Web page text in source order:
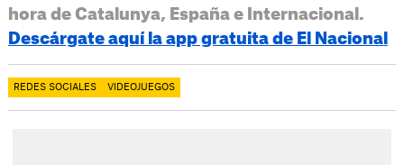
hora de Catalunya, España e Internacional.
Descárgate aquí la app gratuita de El Nacional
REDES SOCIALES VIDEOJUEGOS